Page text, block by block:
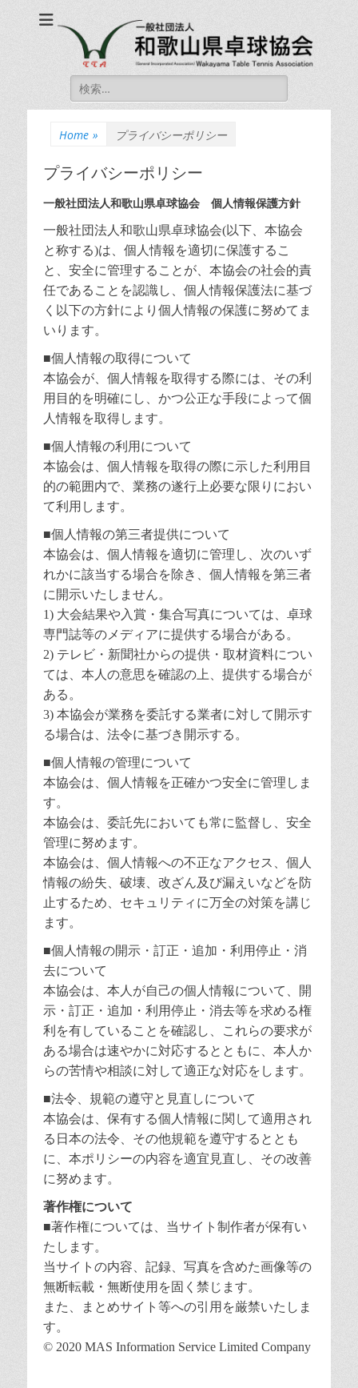
一般社団法人和歌山
県卓球協会
Wakayama Table
Tennis Association
一般社団法人和歌山県卓球協会 公式ホームページ
Search
for:
Home » プライバシーポリシー
プライバシーポリシー
一般社団法人和歌山県卓球協会 個人情報保護方針
一般社団法人和歌山県卓球協会(以下、本協会
と称する)は、個人情報を適切に保護するこ
と、安全に管理することが、本協会の社会的責
任であることを認識し、個人情報保護法に基づ
く以下の方針により個人情報の保護に努めてま
いります。
■個人情報の取得について
本協会が、個人情報を取得する際には、その利
用目的を明確にし、かつ公正な手段によって個
人情報を取得します。
■個人情報の利用について
本協会は、個人情報を取得の際に示した利用目
的の範囲内で、業務の遂行上必要な限りにおい
て利用します。
■個人情報の第三者提供について
本協会は、個人情報を適切に管理し、次のいず
れかに該当する場合を除き、個人情報を第三者
に開示いたしません。
1) 大会結果や入賞・集合写真については、卓球
専門誌等のメディアに提供する場合がある。
2) テレビ・新聞社からの提供・取材資料につい
ては、本人の意思を確認の上、提供する場合が
ある。
3) 本協会が業務を委託する業者に対して開示す
る場合は、法令に基づき開示する。
■個人情報の管理について
本協会は、個人情報を正確かつ安全に管理しま
す。
本協会は、委託先においても常に監督し、安全
管理に努めます。
本協会は、個人情報への不正なアクセス、個人
情報の紛失、破壊、改ざん及び漏えいなどを防
止するため、セキュリティに万全の対策を講じ
ます。
■個人情報の開示・訂正・追加・利用停止・消
去について
本協会は、本人が自己の個人情報について、開
示・訂正・追加・利用停止・消去等を求める権
利を有していることを確認し、これらの要求が
ある場合は速やかに対応するとともに、本人か
らの苦情や相談に対して適正な対応をします。
■法令、規範の遵守と見直しについて
本協会は、保有する個人情報に関して適用され
る日本の法令、その他規範を遵守するととも
に、本ポリシーの内容を適宜見直し、その改善
に努めます。
著作権について
■著作権については、当サイト制作者が保有い
たします。
当サイトの内容、記録、写真を含めた画像等の
無断転載・無断使用を固く禁じます。
また、まとめサイト等への引用を厳禁いたしま
す。
© 2020 MAS Information Service Limited Company